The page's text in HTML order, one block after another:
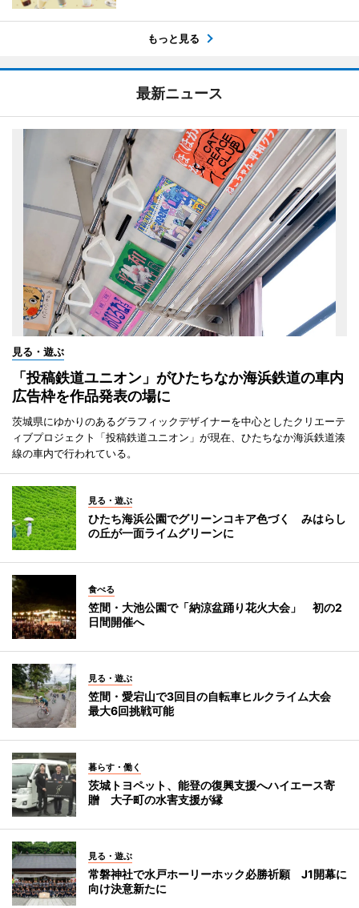
もっと見る
最新ニュース
見る・遊ぶ
「投稿鉄道ユニオン」がひたちなか海浜鉄道の車内
広告枠を作品発表の場に
茨城県にゆかりのあるグラフィックデザイナーを中心としたクリエーテ
ィブプロジェクト「投稿鉄道ユニオン」が現在、ひたちなか海浜鉄道湊
線の車内で行われている。
見る・遊ぶ
ひたち海浜公園でグリーンコキア色づく みはらし
の丘が一面ライムグリーンに
食べる
笠間・大池公園で「納涼盆踊り花火大会」 初の2
日間開催へ
見る・遊ぶ
笠間・愛宕山で3回目の自転車ヒルクライム大会
最大6回挑戦可能
暮らす・働く
茨城トヨペット、能登の復興支援へハイエース寄
贈 大子町の水害支援が縁
見る・遊ぶ
常磐神社で水戸ホーリーホック必勝祈願 J1開幕に
向け決意新たに